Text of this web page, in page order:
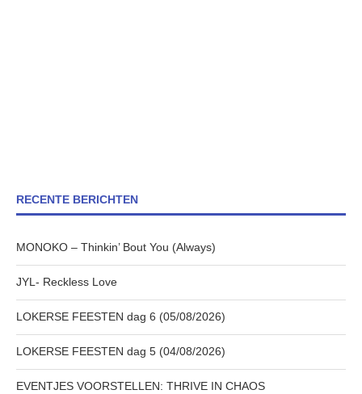
RECENTE BERICHTEN
MONOKO – Thinkin’ Bout You (Always)
JYL- Reckless Love
LOKERSE FEESTEN dag 6 (05/08/2026)
LOKERSE FEESTEN dag 5 (04/08/2026)
EVENTJES VOORSTELLEN: THRIVE IN CHAOS